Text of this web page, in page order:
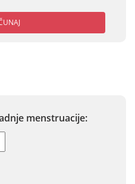
menstruacije: